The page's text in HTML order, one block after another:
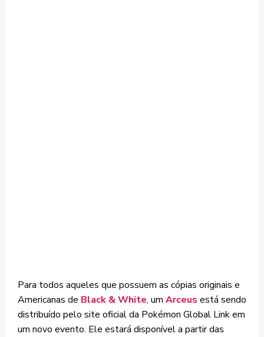
Para todos aqueles que possuem as cópias originais e
Americanas de Black & White, um Arceus está sendo
distribuído pelo site oficial da Pokémon Global Link em
um novo evento. Ele estará disponível a partir das